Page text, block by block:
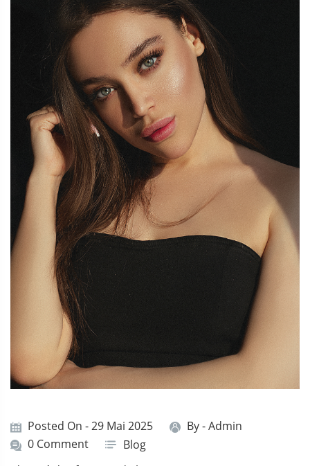
Posted On - 29 Mai 2025 By -Admin
0 Comment
Blog